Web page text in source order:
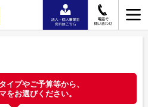
イプやご予算等から、
をお選びください。